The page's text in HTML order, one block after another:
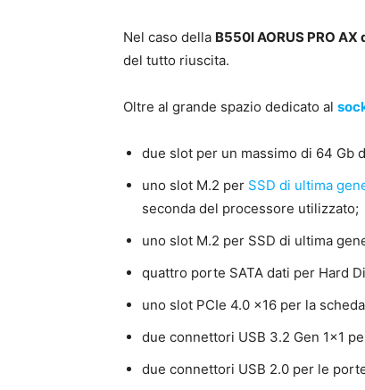
Nel caso della B550I AORUS PRO
del tutto riuscita.
Oltre al grande spazio dedicato al
due slot per un massimo di 64 Gb
uno slot M.2 per SSD di ultima
seconda del processore utilizzato;
uno slot M.2 per SSD di ultima
quattro porte SATA dati per Hard
uno slot PCIe 4.0 x16 per la
due connettori USB 3.2 Gen 1×1
due connettori USB 2.0 per le